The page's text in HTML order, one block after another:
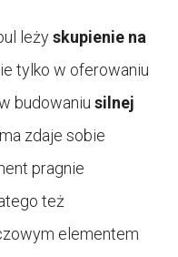
leżyskupienie na
tylko w oferowaniu
budowaniu silnej
zdaje sobie
pragnie
też
elementem